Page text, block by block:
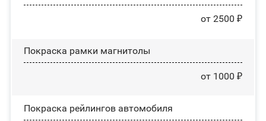
от 2500 ₽
Покраска рамки магнитолы
от 1000 ₽
Покраска рейлингов автомобиля